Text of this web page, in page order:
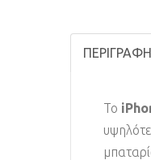
ΠΕΡΙΓΡΑΦΉ
Το